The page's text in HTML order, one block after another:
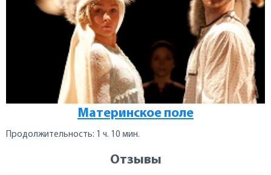
Материнское поле
Продолжительность: 1 ч. 10 мин.
Отзывы